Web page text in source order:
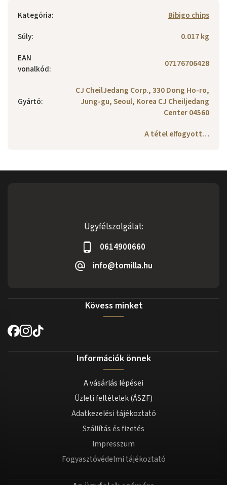
Kategória:
Bibigo chips
Súly:
0.017 kg
EAN
vonalkód: 07176706428
Gyártó:
CJ CheilJedang Corp., 330 Dong Ho-ro,
Jung-gu, Seoul, Korea CJ Cheiljedang
Center 04560
A tétel elfogyott…
Ügyfélszolgálat:
0614900660
info@tomilla.hu
Kövess minket
Információk önnek
A vásárlás lépései
Üzleti feltételek (ÁSZF)
Adatkezelési tájékoztató
Szállítás és fizetés
Impresszum
Fogyasztóvédelmi tájékoztató